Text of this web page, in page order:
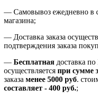
— Самовывоз ежедневно в
магазина;
— Доставка заказа
подтверждения заказа
— Бесплатная доставка по
осуществляется при сумме
заказа менее 5000 руб.
составляет - 400 руб.;